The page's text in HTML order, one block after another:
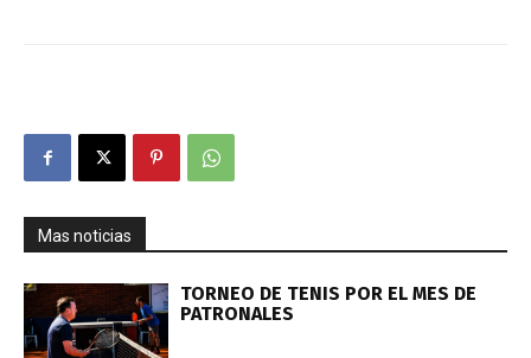
Mas noticias
TORNEO DE TENIS POR EL MES DE
PATRONALES